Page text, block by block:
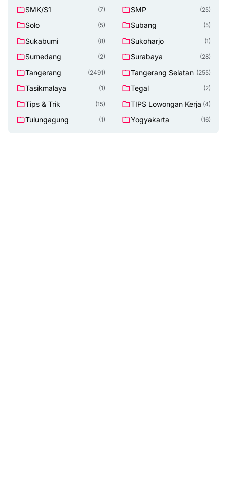
SMK/S1 (7) SMP (25)
Solo (5) Subang (5)
Sukabumi (8) Sukoharjo (1)
Sumedang (2) Surabaya (28)
Tangerang (2491) Tangerang Selatan (255)
Tasikmalaya (1) Tegal (2)
Tips & Trik (15) TIPS Lowongan Kerja (4)
Tulungagung (1) Yogyakarta (16)